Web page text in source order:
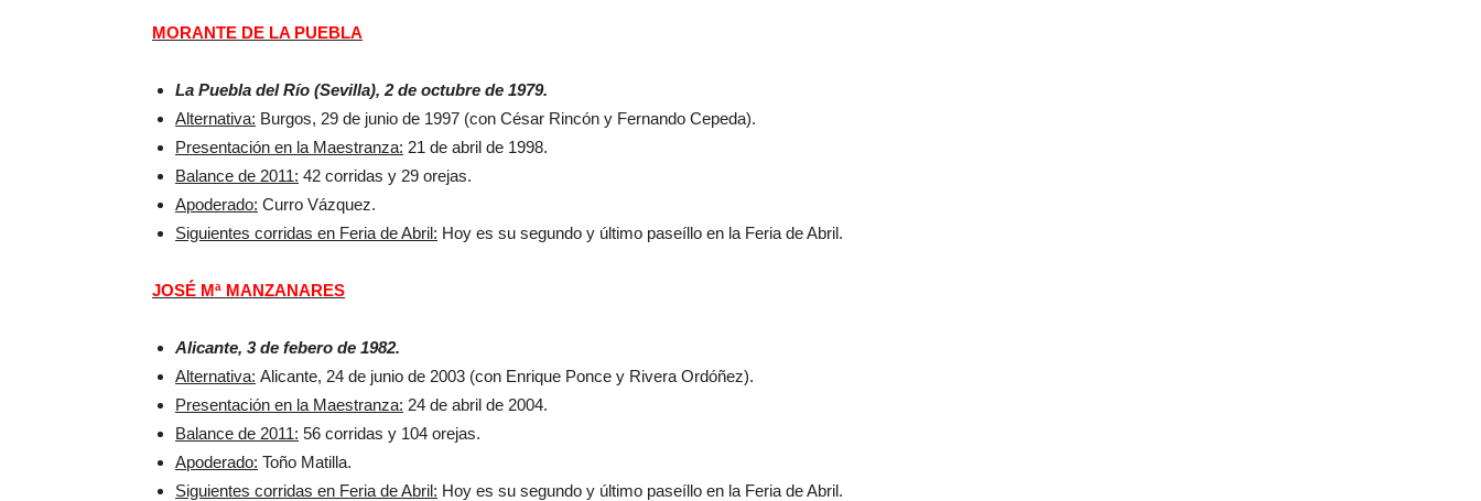
MORANTE DE LA PUEBLA
La Puebla del Río (Sevilla), 2 de octubre de 1979.
Alternativa: Burgos, 29 de junio de 1997 (con César Rincón y Fernando Cepeda).
Presentación en la Maestranza: 21 de abril de 1998.
Balance de 2011: 42 corridas y 29 orejas.
Apoderado: Curro Vázquez.
Siguientes corridas en Feria de Abril: Hoy es su segundo y último paseíllo en la Feria de Abril.
JOSÉ Mª MANZANARES
Alicante, 3 de febero de 1982.
Alternativa: Alicante, 24 de junio de 2003 (con Enrique Ponce y Rivera Ordóñez).
Presentación en la Maestranza: 24 de abril de 2004.
Balance de 2011: 56 corridas y 104 orejas.
Apoderado: Toño Matilla.
Siguientes corridas en Feria de Abril: Hoy es su segundo y último paseíllo en la Feria de Abril.